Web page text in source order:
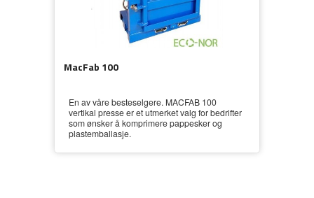
MacFab 100
En av våre besteselgere. MACFAB 100
vertikal presse er et utmerket valg for bedrifter
som ønsker å komprimere pappesker og
plastemballasje.